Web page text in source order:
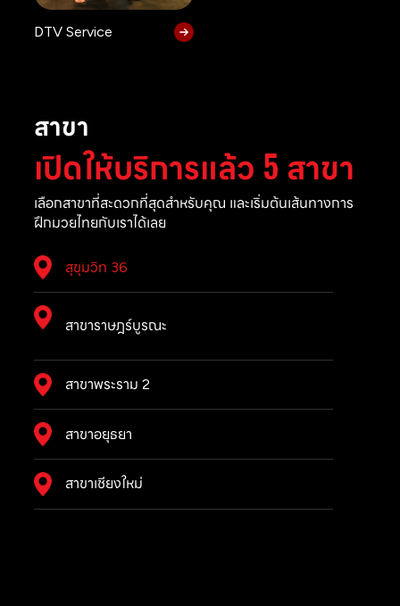
DTV Service
สาขา
เปิดให้บริการแล้ว 5 สาขา
เลือกสาขาที่สะดวกที่สุดสำหรับคุณ และเริ่มต้นเส้นทางการ
ฝึกมวยไทยกับเราได้เลย
สุขุมวิท 36
สาขาราษฎร์บูรณะ
สาขาพระราม 2
สาขาอยุธยา
สาขาเชียงใหม่